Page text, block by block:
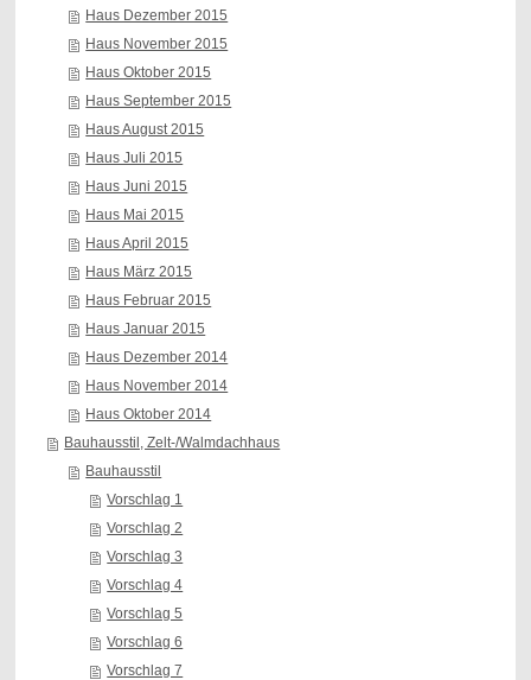
Haus Dezember 2015
Haus November 2015
Haus Oktober 2015
Haus September 2015
Haus August 2015
Haus Juli 2015
Haus Juni 2015
Haus Mai 2015
Haus April 2015
Haus März 2015
Haus Februar 2015
Haus Januar 2015
Haus Dezember 2014
Haus November 2014
Haus Oktober 2014
Bauhausstil, Zelt-/Walmdachhaus
Bauhausstil
Vorschlag 1
Vorschlag 2
Vorschlag 3
Vorschlag 4
Vorschlag 5
Vorschlag 6
Vorschlag 7